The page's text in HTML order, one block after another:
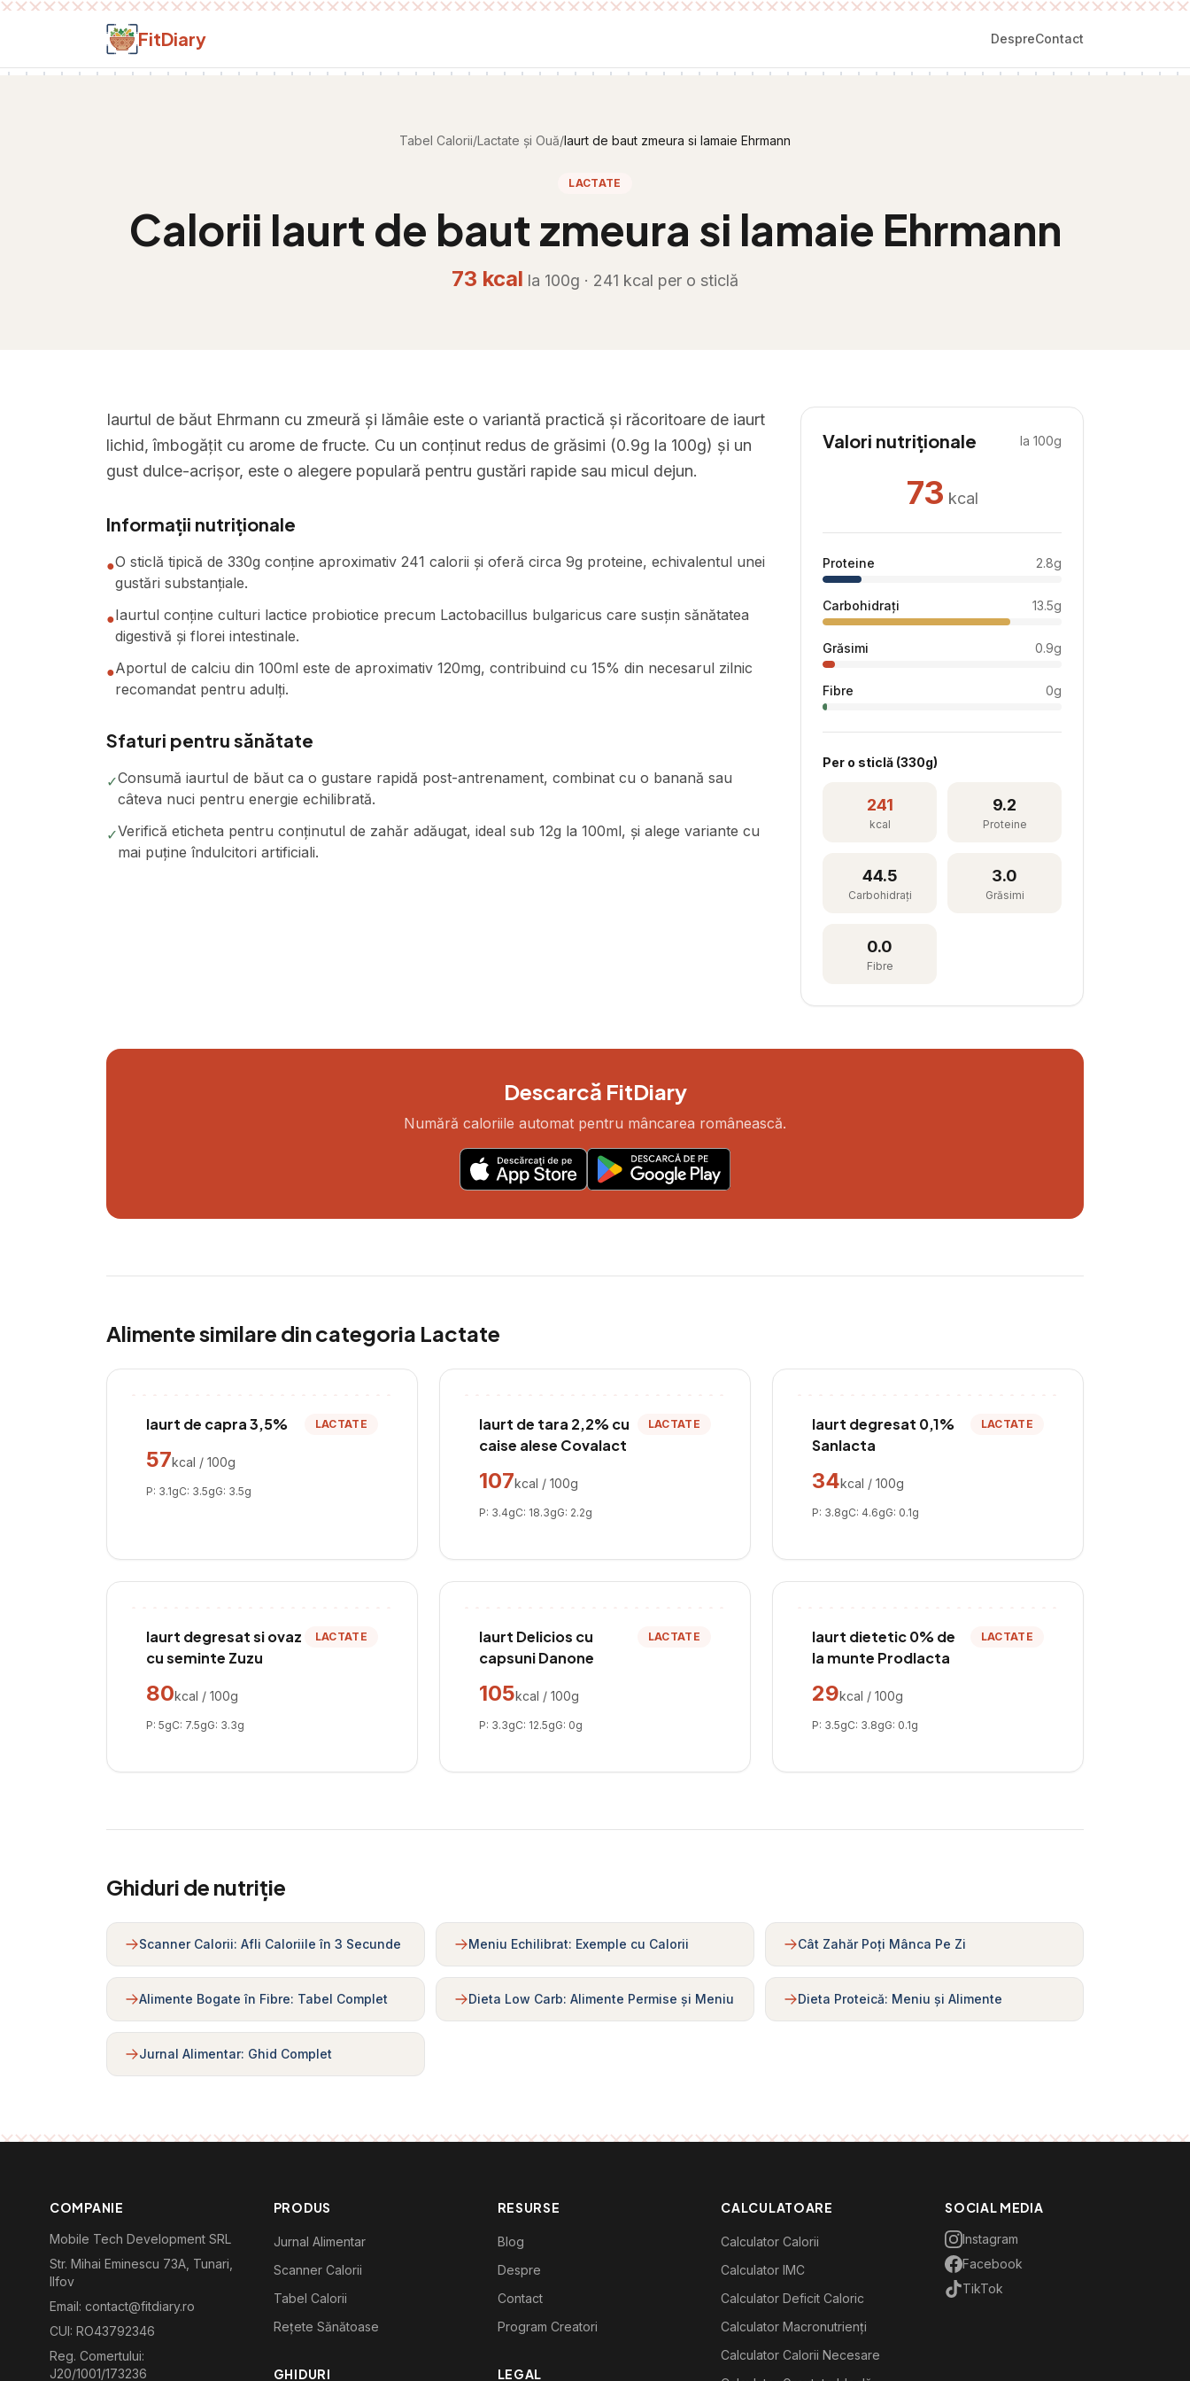
Salt la conținut
FitDiary DespreContact
Tabel Calorii/Lactate și Ouă/Iaurt de baut zmeura si lamaie Ehrmann
LACTATE
Calorii Iaurt de baut zmeura si lamaie Ehrmann
73 kcal la 100g · 241 kcal per o sticlă
Iaurtul de băut Ehrmann cu zmeură și lămâie este o variantă practică și răcoritoare de iaurt
lichid, îmbogățit cu arome de fructe. Cu un conținut redus de grăsimi (0.9g la 100g) și un
gust dulce-acrișor, este o alegere populară pentru gustări rapide sau micul dejun.
Informații nutriționale
●O sticlă tipică de 330g conține aproximativ 241 calorii și oferă circa 9g proteine, echivalentul unei
gustări substanțiale.
●Iaurtul conține culturi lactice probiotice precum Lactobacillus bulgaricus care susțin sănătatea
digestivă și florei intestinale.
●Aportul de calciu din 100ml este de aproximativ 120mg, contribuind cu 15% din necesarul zilnic
recomandat pentru adulți.
Sfaturi pentru sănătate
✓Consumă iaurtul de băut ca o gustare rapidă post-antrenament, combinat cu o banană sau
câteva nuci pentru energie echilibrată.
✓Verifică eticheta pentru conținutul de zahăr adăugat, ideal sub 12g la 100ml, și alege variante cu
mai puține îndulcitori artificiali.
Valori nutriționale la 100g
73 kcal
Proteine 2.8g
Carbohidrați 13.5g
Grăsimi 0.9g
Fibre 0g
Per o sticlă (330g)
241
kcal
9.2
Proteine
44.5
Carbohidrați
3.0
Grăsimi
0.0
Fibre
Descarcă FitDiary
Numără caloriile automat pentru mâncarea românească.
Alimente similare din categoria Lactate
Iaurt de capra 3,5% LACTATE
57kcal / 100g
P: 3.1gC: 3.5gG: 3.5g
Iaurt de tara 2,2% cu
caise alese Covalact
LACTATE
107kcal / 100g
P: 3.4gC: 18.3gG: 2.2g
Iaurt degresat 0,1%
Sanlacta
LACTATE
34kcal / 100g
P: 3.8gC: 4.6gG: 0.1g
Iaurt degresat si ovaz
cu seminte Zuzu
LACTATE
80kcal / 100g
P: 5gC: 7.5gG: 3.3g
Iaurt Delicios cu
capsuni Danone
LACTATE
105kcal / 100g
P: 3.3gC: 12.5gG: 0g
Iaurt dietetic 0% de
la munte Prodlacta
LACTATE
29kcal / 100g
P: 3.5gC: 3.8gG: 0.1g
Ghiduri de nutriție
Scanner Calorii: Afli Caloriile în 3 Secunde Meniu Echilibrat: Exemple cu Calorii Cât Zahăr Poți Mânca Pe Zi
Alimente Bogate în Fibre: Tabel Complet Dieta Low Carb: Alimente Permise și Meniu Dieta Proteică: Meniu și Alimente
Jurnal Alimentar: Ghid Complet
COMPANIE
Mobile Tech Development SRL
Str. Mihai Eminescu 73A, Tunari,
Ilfov
Email: contact@fitdiary.ro
CUI: RO43792346
Reg. Comertului:
J20/1001/173236
PRODUS
Jurnal Alimentar
Scanner Calorii
Tabel Calorii
Rețete Sănătoase
GHIDURI
RESURSE
Blog
Despre
Contact
Program Creatori
LEGAL
CALCULATOARE
Calculator Calorii
Calculator IMC
Calculator Deficit Caloric
Calculator Macronutrienți
Calculator Calorii Necesare
SOCIAL MEDIA
Instagram
Facebook
TikTok